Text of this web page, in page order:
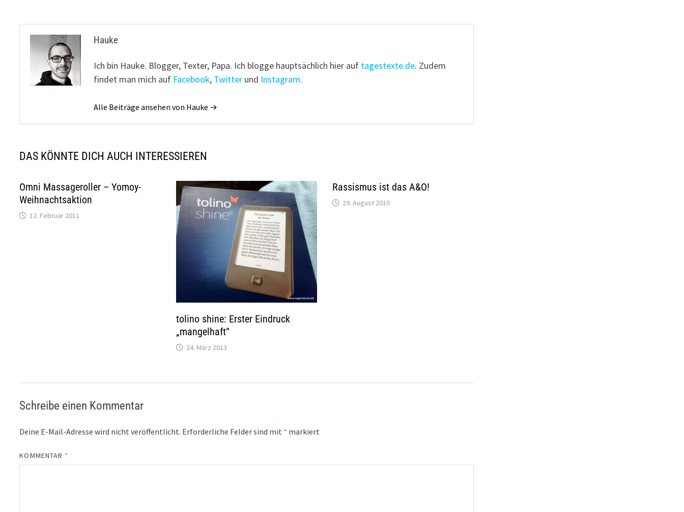
Hauke
Ich bin Hauke. Blogger, Texter, Papa. Ich blogge hauptsächlich hier auf tagestexte.de. Zudem
findet man mich auf Facebook, Twitter und Instagram.
Alle Beiträge ansehen von Hauke →
DAS KÖNNTE DICH AUCH INTERESSIEREN
Omni Massageroller – Yomoy-
Weihnachtsaktion
12. Februar 2011
tolino shine: Erster Eindruck
„mangelhaft“
24. März 2013
Rassismus ist das A&O!
29. August 2010
Schreibe einen Kommentar
Deine E-Mail-Adresse wird nicht veröffentlicht. Erforderliche Felder sind mit * markiert
KOMMENTAR *